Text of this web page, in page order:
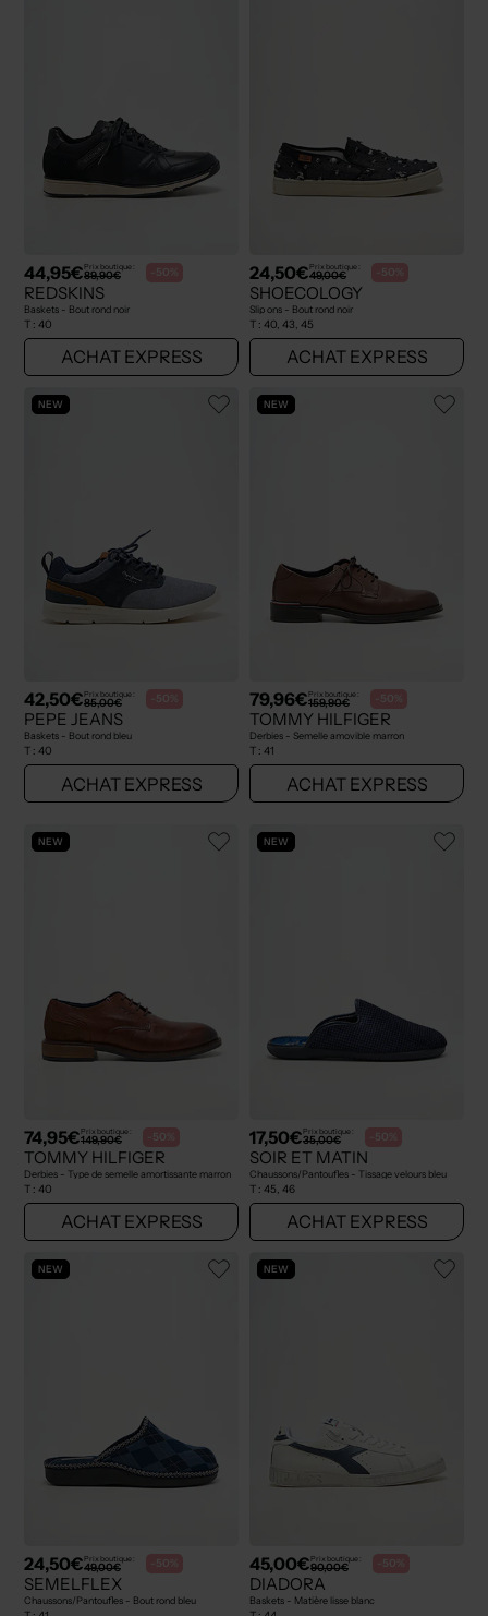
44,95€Prix boutique :
89,90€ -50%
REDSKINS
Baskets - Bout rond noir
T : 40
ACHAT EXPRESS
24,50€Prix boutique :
49,00€ -50%
SHOECOLOGY
Slip ons - Bout rond noir
T : 40, 43, 45
ACHAT EXPRESS
NEW
42,50€Prix boutique :
85,00€ -50%
PEPE JEANS
Baskets - Bout rond bleu
T : 40
ACHAT EXPRESS
NEW
79,96€Prix boutique :
159,90€ -50%
TOMMY HILFIGER
Derbies - Semelle amovible marron
T : 41
ACHAT EXPRESS
NEW
74,95€Prix boutique :
149,90€ -50%
TOMMY HILFIGER
Derbies - Type de semelle amortissante marron
T : 40
ACHAT EXPRESS
NEW
17,50€Prix boutique :
35,00€ -50%
SOIR ET MATIN
Chaussons/Pantoufles - Tissage velours bleu
T : 45, 46
ACHAT EXPRESS
NEW
24,50€Prix boutique :
49,00€ -50%
SEMELFLEX
Chaussons/Pantoufles - Bout rond bleu
NEW
45,00€Prix boutique :
90,00€ -50%
DIADORA
Baskets - Matière lisse blanc